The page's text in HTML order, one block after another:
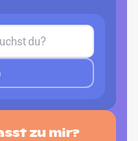
zu mir?